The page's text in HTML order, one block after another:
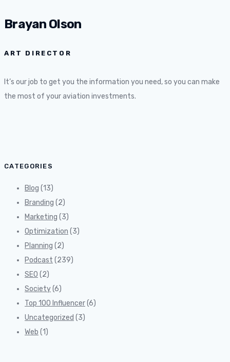
Brayan Olson
ART DIRECTOR
It’s our job to get you the information you need, so you can make
the most of your aviation investments.
CATEGORIES
Blog (13)
Branding (2)
Marketing (3)
Optimization (3)
Planning (2)
Podcast (239)
SEO (2)
Society(6)
Top 100 Influencer(6)
Uncategorized (3)
Web (1)